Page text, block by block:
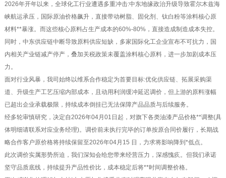
2026年开年以来，全球化工行业遭遇多重冲击:中东地缘政治升级导致霍尔木兹海
峡航运承压，国际原油价格飙升，直接带动树脂、固化剂、钛白粉等涂料核心原
材料**暴涨。而这些核心原料占生产成本的60%-80%，直接造成制造成本失控。
同时，中东供应链中断导致原料供应短缺，多家国际化工企业宣布不可抗力，国
内相关产业链减产停产，叠加关税政策未覆盖涂料核心原料，进一步加剧成本压
力。
面对行业风暴，我司始终以维系合作稳定为首要目标:优化供应链、拓展采购渠
道、升级生产工艺压缩内部成本，且动用利润缓冲延迟调价，但上游的原料涨幅
已超出企业承载极限，持续成本倒挂已无法保障产品品质与后续服务。
经多轮审慎研究，决定自2026年04月01日起，对旗下各类油漆产品价格**调整(具
体明细请联系对应业务经理)。调价前未执行完毕的订单按原合同价履行，长期战
略合作客户原价格将持续保留至2026年04月15 日，力求将影响降到*低点。
此次调价实属形势所迫，我们深知会给您带来经营压力，深感愧疚。但我们承诺
坚守品质底线，持续提升产品性价比，成本稳定后将**时间调整价格。